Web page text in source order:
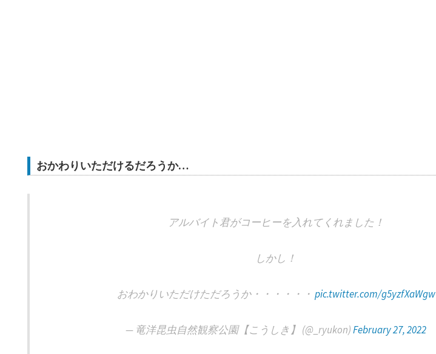
おかわりいただけるだろうか…
アルバイト君がコーヒーを入れてくれました！
しかし！
おわかりいただけただろうか・・・・・・ pic.twitter.com/g5yzfXaWgw
— 竜洋昆虫自然観察公園【こうしき】 (@_ryukon)February 27, 2022